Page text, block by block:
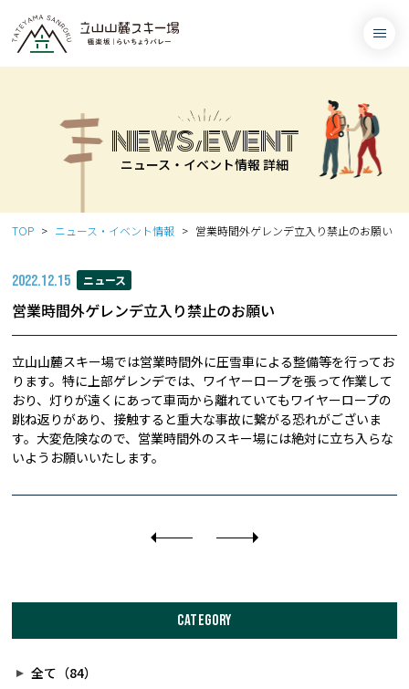
NEWS/EVENT
ニュース・イベント情報 詳細
TOP ニュース・イベント情報 営業時間外ゲレンデ立入り禁止のお願い
2022.12.15 ニュース
営業時間外ゲレンデ立入り禁止のお願い
立山山麓スキー場では営業時間外に圧雪車による整備等を行ってお
ります。特に上部ゲレンデでは、ワイヤーロープを張って作業して
おり、灯りが遠くにあって車両から離れていてもワイヤーロープの
跳ね返りがあり、接触すると重大な事故に繋がる恐れがございま
す。大変危険なので、営業時間外のスキー場には絶対に立ち入らな
いようお願いいたします。
CATEGORY
全て（84）